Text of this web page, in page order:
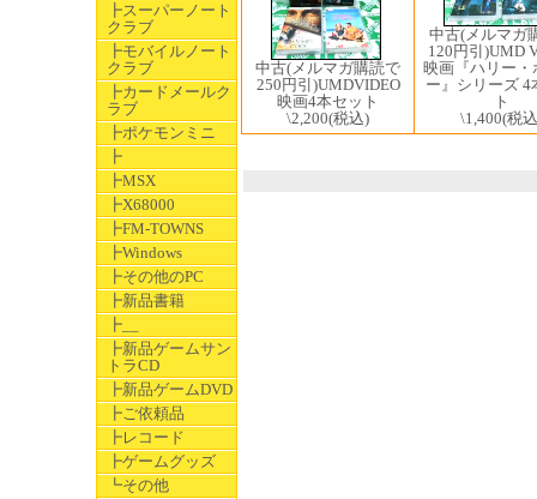
┣スーパーノート
クラブ
┣モバイルノート
クラブ
┣カードメールク
ラブ
┣ポケモンミニ
┣
┣MSX
┣X68000
┣FM-TOWNS
┣Windows
┣その他のPC
┣新品書籍
┣__
┣新品ゲームサン
トラCD
┣新品ゲームDVD
┣ご依頼品
┣レコード
┣ゲームグッズ
┗その他
中古(メルマガ購読で
250円引)UMDVIDEO
映画4本セット
\2,200(税込)
中古(メルマガ
120円引)UMD
映画『ハリー・
ー』シリーズ 4
ト
\1,400(税